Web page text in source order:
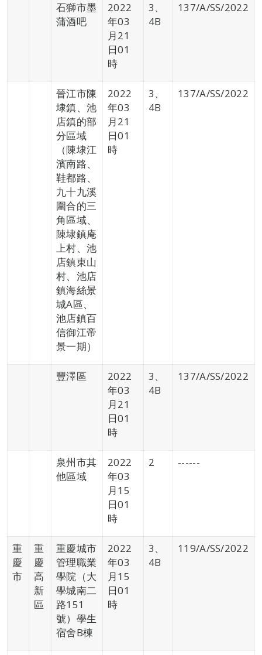
石獅市墨
蒲酒吧
2022
年03
月21
日01
時
3、
4B
137/A/SS/2022
晉江市陳
埭鎮、池
店鎮的部
分區域
（陳埭江
濱南路、
鞋都路、
九十九溪
圍合的三
角區域、
陳埭鎮庵
上村、池
店鎮東山
村、池店
鎮海絲景
城A區、
池店鎮百
信御江帝
景一期）
2022
年03
月21
日01
時
3、
4B
137/A/SS/2022
豐澤區
2022
年03
月21
日01
時
3、
4B
137/A/SS/2022
泉州市其
他區域
2022
年03
月15
日01
時
2 ------
重
慶
市
重
慶
高
新
區
重慶城市
管理職業
學院（大
學城南二
路151
號）學生
宿舍B棟
2022
年03
月15
日01
時
3、
4B
119/A/SS/2022